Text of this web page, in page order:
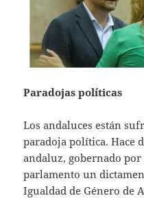
Paradojas políticas
Los andaluces están
paradoja política. Hace
andaluz, gobernado por
parlamento un
Igualdad de Género de